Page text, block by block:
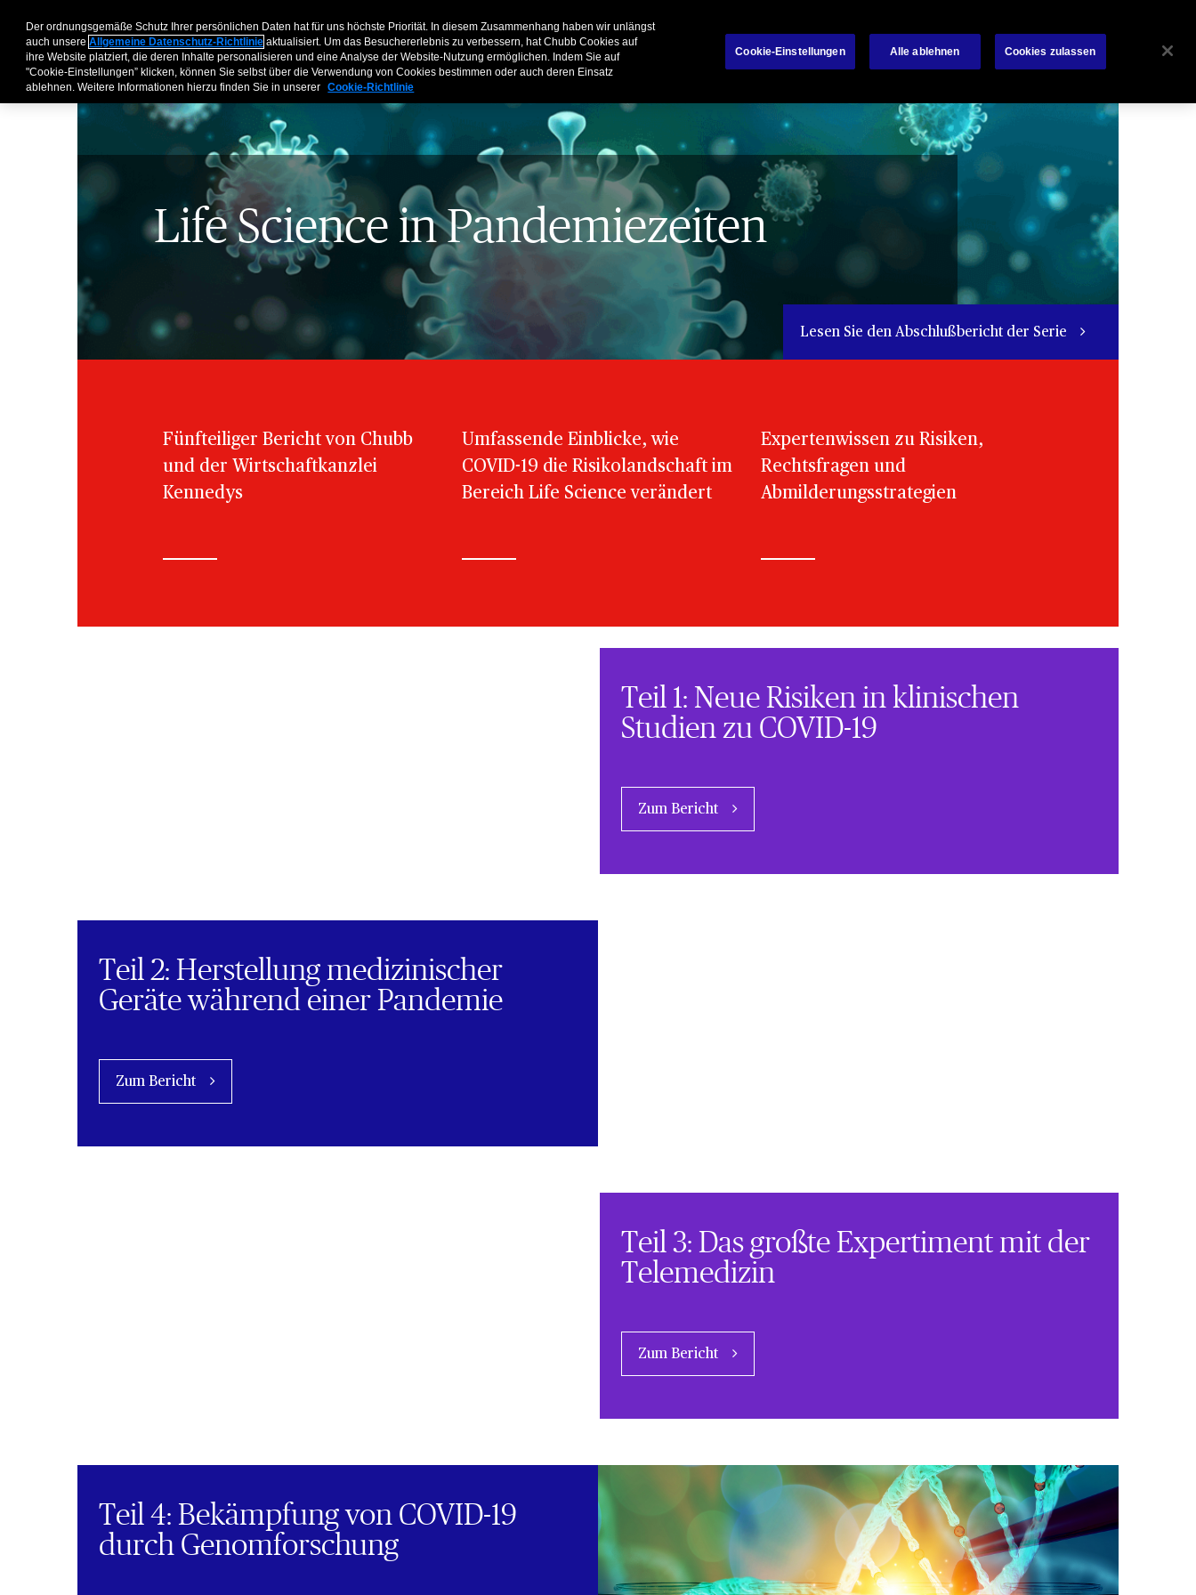
Unternehmen Makler Kooperationen Schadenservice Search
Life Science in Pandemiezeiten
Lesen Sie den Abschlußbericht der Serie
Fünfteiliger Bericht von Chubb
und der Wirtschaftkanzlei
Kennedys
Umfassende Einblicke, wie
COVID-19 die Risikolandschaft im
Bereich Life Science verändert
Expertenwissen zu Risiken,
Rechtsfragen und
Abmilderungsstrategien
Teil 1: Neue Risiken in klinischen
Studien zu COVID-19
Zum Bericht
Teil 2: Herstellung medizinischer
Geräte während einer Pandemie
Zum Bericht
Teil 3: Das großte Expertiment mit der
Telemedizin
Zum Bericht
Teil 4: Bekämpfung von COVID-19
durch Genomforschung
Der ordnungsgemäße Schutz Ihrer persönlichen Daten hat für uns höchste Priorität. In diesem Zusammenhang haben wir unlängst
auch unsereAllgemeine Datenschutz-Richtlinie aktualisiert. Um das Besuchererlebnis zu verbessern, hat Chubb Cookies auf
ihre Website platziert, die deren Inhalte personalisieren und eine Analyse der Website-Nutzung ermöglichen. Indem Sie auf
"Cookie-Einstellungen” klicken, können Sie selbst über die Verwendung von Cookies bestimmen oder auch deren Einsatz
ablehnen. Weitere Informationen hierzu finden Sie in unserer Cookie-Richtlinie
Cookie-Einstellungen Alle ablehnen Cookies zulassen